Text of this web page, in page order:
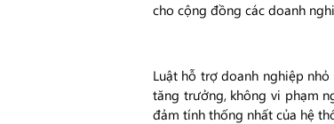
cho cộng đồng các doanh
Luật hỗ trợ doanh nghiệp
tăng trưởng, không vi phạm
đảm tính thống nhất của hệ